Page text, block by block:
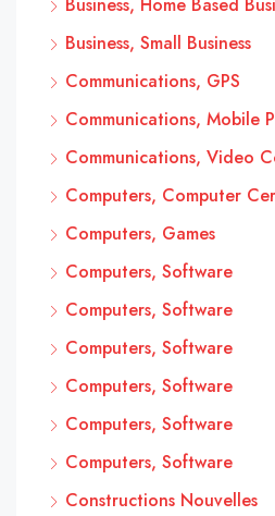
Business, Home Based
Business, Small Business
Communications, GPS
Communications, Mobile
Communications, Video
Computers, Computer
Computers, Games
Computers, Software
Computers, Software
Computers, Software
Computers, Software
Computers, Software
Computers, Software
Constructions Nouvelles